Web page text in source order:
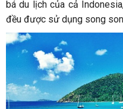
bá du lịch của cả
đều được sử dụng song